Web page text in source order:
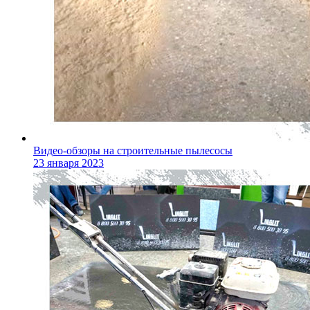
Видео-обзоры на строительные пылесосы
23 января 2023